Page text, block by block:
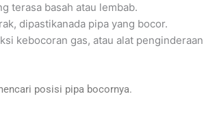
terasa basah atau lembab.
dipastikanada pipa yang bocor.
kebocoran gas, atau alat
posisi pipa bocornya.